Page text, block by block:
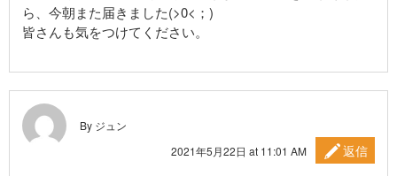
ら、今朝また届きました(>0<；)
皆さんも気をつけてください。
By ジュン
2021年5月22日 at 11:01 AM
返信